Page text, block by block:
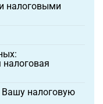
налоговыми
налоговая
Вашу налоговую